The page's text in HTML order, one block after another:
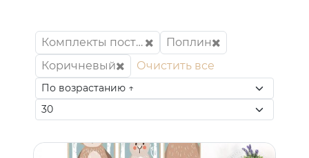
Комплекты постельного белья
Поплин
Коричневый
Очистить все